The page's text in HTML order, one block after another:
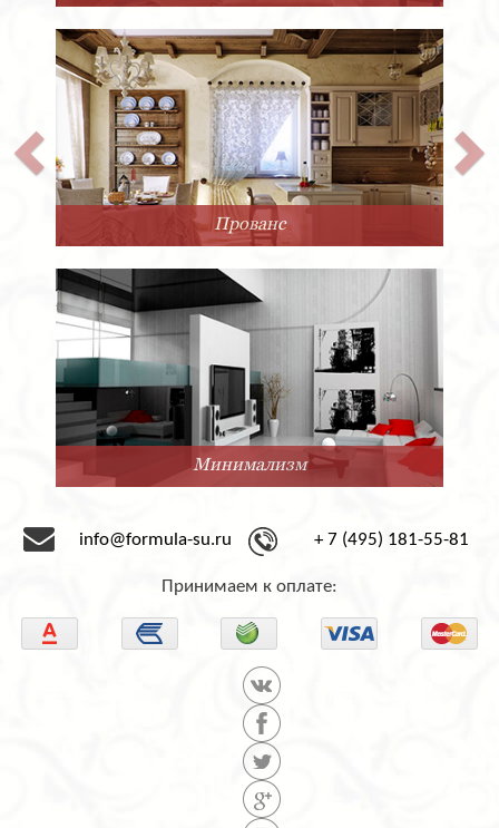
Прованс
Минимализм
info@formula-su.ru + 7 (495) 181-55-81
Принимаем к оплате: